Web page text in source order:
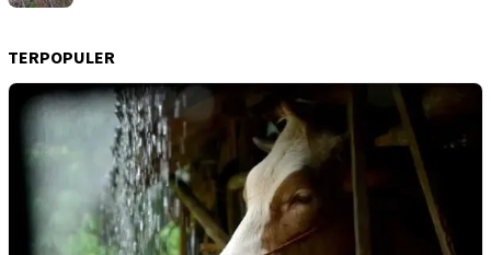
TERPOPULER